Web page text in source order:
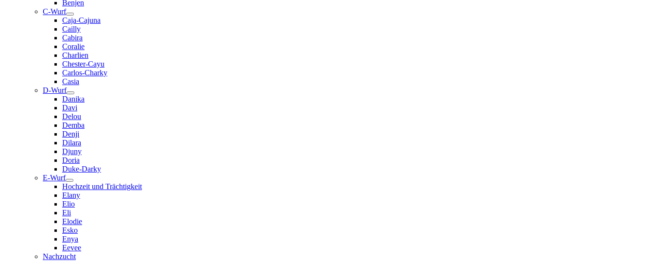
Benjen
C-Wurf
Caja-Cajuna
Cailly
Cabira
Coralie
Charlien
Chester-Cayu
Carlos-Charky
Casia
D-Wurf
Danika
Davi
Delou
Demba
Denji
Dilara
Djuny
Doria
Duke-Darky
E-Wurf
Hochzeit und Trächtigkeit
Elany
Elio
Eli
Elodie
Esko
Enya
Eevee
Nachzucht